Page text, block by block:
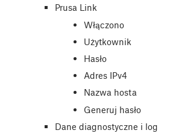
Prusa Link
Włączono
Użytkownik
Hasło
Adres IPv4
Nazwa hosta
Generuj hasło
Dane diagnostyczne i log